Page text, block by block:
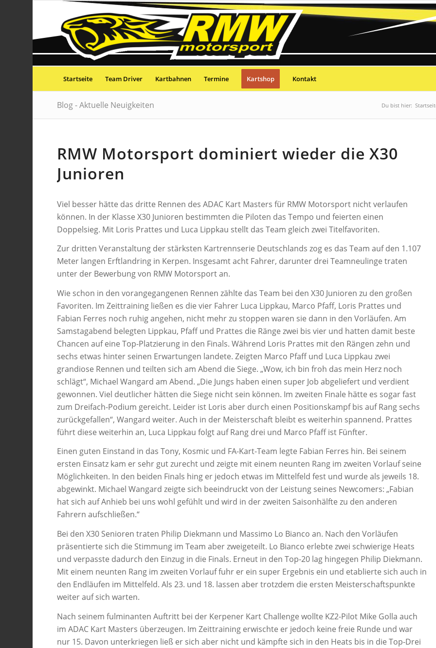
Startseite Team Driver Kartbahnen Termine Kartshop Kontakt
Blog - Aktuelle Neuigkeiten Du bist hier:
RMW Motorsport dominiert wieder die X30
Junioren
Viel besser hätte das dritte Rennen des ADAC Kart Masters für RMW Motorsport nicht verlaufen
können. In der Klasse X30 Junioren bestimmten die Piloten das Tempo und feierten einen
Doppelsieg. Mit Loris Prattes und Luca Lippkau stellt das Team gleich zwei Titelfavoriten.
Zur dritten Veranstaltung der stärksten Kartrennserie Deutschlands zog es das Team auf den 1.107
Meter langen Erftlandring in Kerpen. Insgesamt acht Fahrer, darunter drei Teamneulinge traten
unter der Bewerbung von RMW Motorsport an.
Wie schon in den vorangegangenen Rennen zählte das Team bei den X30 Junioren zu den großen
Favoriten. Im Zeittraining ließen es die vier Fahrer Luca Lippkau, Marco Pfaff, Loris Prattes und
Fabian Ferres noch ruhig angehen, nicht mehr zu stoppen waren sie dann in den Vorläufen. Am
Samstagabend belegten Lippkau, Pfaff und Prattes die Ränge zwei bis vier und hatten damit beste
Chancen auf eine Top-Platzierung in den Finals. Während Loris Prattes mit den Rängen zehn und
sechs etwas hinter seinen Erwartungen landete. Zeigten Marco Pfaff und Luca Lippkau zwei
grandiose Rennen und teilten sich am Abend die Siege. „Wow, ich bin froh das mein Herz noch
schlägt“, Michael Wangard am Abend. „Die Jungs haben einen super Job abgeliefert und verdient
gewonnen. Viel deutlicher hätten die Siege nicht sein können. Im zweiten Finale hätte es sogar fast
zum Dreifach-Podium gereicht. Leider ist Loris aber durch einen Positionskampf bis auf Rang sechs
zurückgefallen“, Wangard weiter. Auch in der Meisterschaft bleibt es weiterhin spannend. Prattes
führt diese weiterhin an, Luca Lippkau folgt auf Rang drei und Marco Pfaff ist Fünfter.
Einen guten Einstand in das Tony, Kosmic und FA-Kart-Team legte Fabian Ferres hin. Bei seinem
ersten Einsatz kam er sehr gut zurecht und zeigte mit einem neunten Rang im zweiten Vorlauf seine
Möglichkeiten. In den beiden Finals hing er jedoch etwas im Mittelfeld fest und wurde als jeweils 18.
abgewinkt. Michael Wangard zeigte sich beeindruckt von der Leistung seines Newcomers: „Fabian
hat sich auf Anhieb bei uns wohl gefühlt und wird in der zweiten Saisonhälfte zu den anderen
Fahrern aufschließen.“
Bei den X30 Senioren traten Philip Diekmann und Massimo Lo Bianco an. Nach den Vorläufen
präsentierte sich die Stimmung im Team aber zweigeteilt. Lo Bianco erlebte zwei schwierige Heats
und verpasste dadurch den Einzug in die Finals. Erneut in den Top-20 lag hingegen Philip Diekmann.
Mit einem neunten Rang im zweiten Vorlauf fuhr er ein super Ergebnis ein und etablierte sich auch in
den Endläufen im Mittelfeld. Als 23. und 18. lassen aber trotzdem die ersten Meisterschaftspunkte
weiter auf sich warten.
Nach seinem fulminanten Auftritt bei der Kerpener Kart Challenge wollte KZ2-Pilot Mike Golla auch
im ADAC Kart Masters überzeugen. Im Zeittraining erwischte er jedoch keine freie Runde und war
nur 15. Davon unterkriegen ließ er sich aber nicht und kämpfte sich in den Heats bis in die Top-Drei